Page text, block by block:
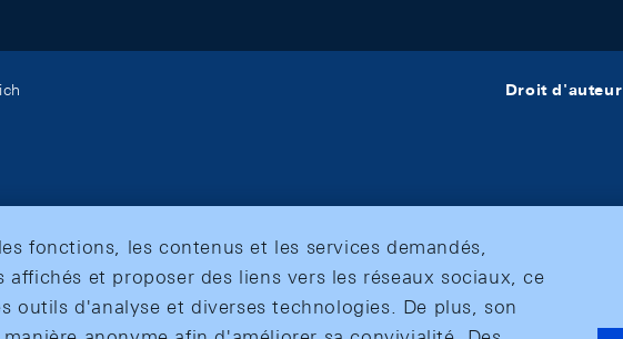
Droit d'auteur
fonctions, les contenus et les services demandés,
affichés et proposer des liens vers les réseaux sociaux, ce
outils d'analyse et diverses technologies. De plus, son